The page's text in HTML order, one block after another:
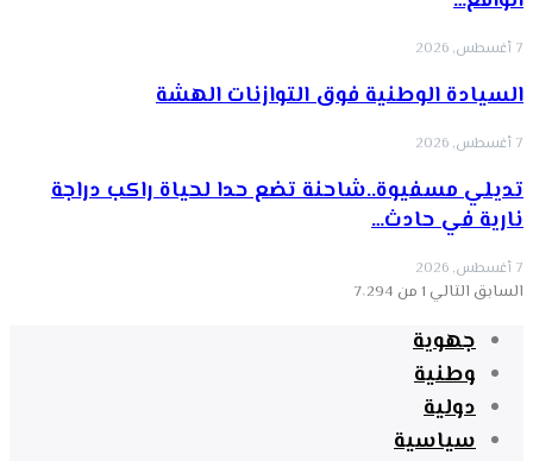
7 أغسطس, 2026
السيادة الوطنية فوق التوازنات الهشة
7 أغسطس, 2026
تديلي مسفيوة..شاحنة تضع حدا لحياة راكب دراجة
نارية في حادث…
7 أغسطس, 2026
السابق التالي 1 من 7٬294
جهوية
وطنية
دولية
سياسية